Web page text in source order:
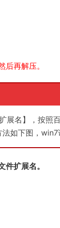
再解压。
展名】，按照
如下图，win7
扩展名。